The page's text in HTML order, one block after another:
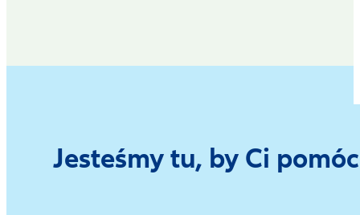
Jesteśmy tu, by Ci pomóc